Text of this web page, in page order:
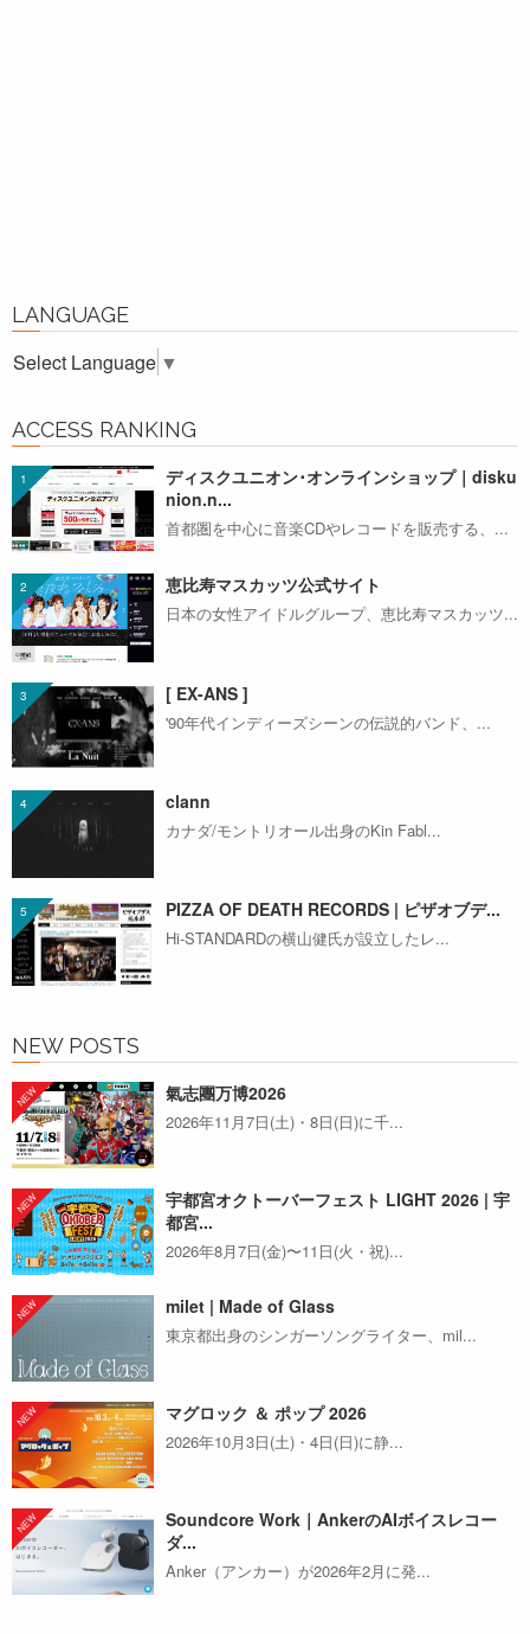
LANGUAGE
Select Language ▼
ACCESS RANKING
ディスクユニオン･オンラインショップ｜disku
nion.n...
首都圏を中心に音楽CDやレコードを販売する、...
恵比寿マスカッツ公式サイト
日本の女性アイドルグループ、恵比寿マスカッツ...
[ EX-ANS ]
'90年代インディーズシーンの伝説的バンド、...
clann
カナダ/モントリオール出身のKin Fabl...
PIZZA OF DEATH RECORDS | ピザオブデ...
Hi-STANDARDの横山健氏が設立したレ...
NEW POSTS
氣志團万博2026
2026年11月7日(土)・8日(日)に千...
宇都宮オクトーバーフェスト LIGHT 2026 | 宇
都宮...
2026年8月7日(金)〜11日(火・祝)...
milet | Made of Glass
東京都出身のシンガーソングライター、mil...
マグロック ＆ ポップ 2026
2026年10月3日(土)・4日(日)に静...
Soundcore Work｜AnkerのAIボイスレコー
ダ...
Anker（アンカー）が2026年2月に発...